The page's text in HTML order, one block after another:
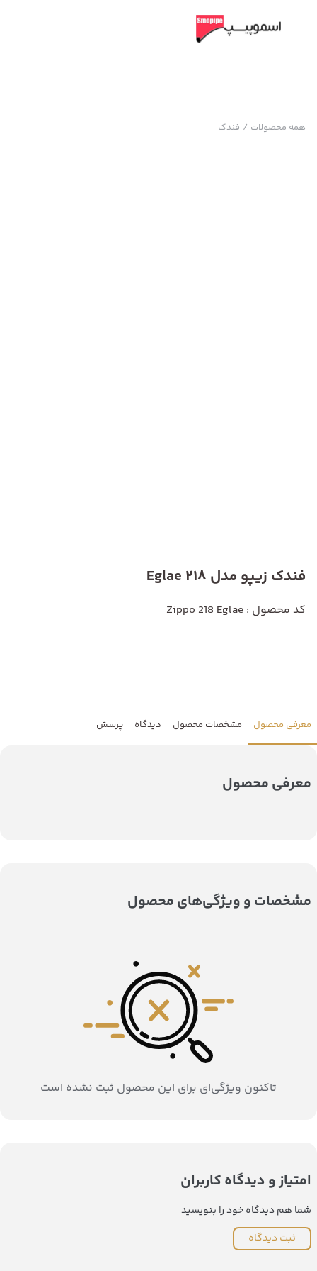
همه محصولات / فندک
فندک زیپو مدل 218 Eglae
کد محصول : Zippo 218 Eglae
معرفی محصول مشخصات محصول دیدگاه پرسش
معرفی محصول
مشخصات و ویژگی‌های محصول
تاکنون ویژگی‌ای برای این محصول ثبت نشده است
امتیاز و دیدگاه کاربران
شما هم دیدگاه خود را بنویسید
ثبت دیدگاه